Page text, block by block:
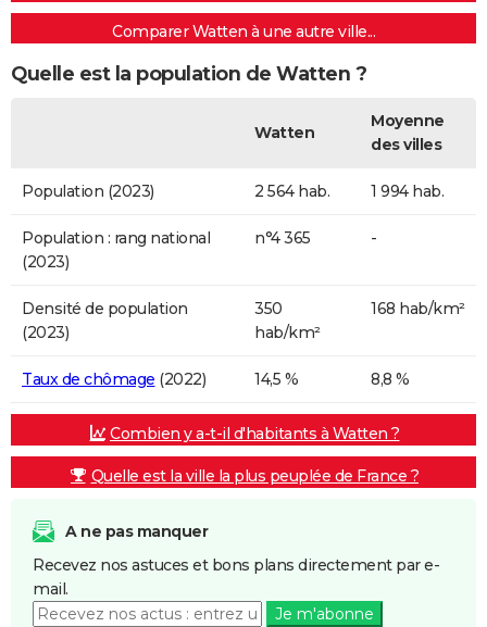
Comparer Watten à une autre ville...
Quelle est la population de Watten ?
Watten
Moyenne
des villes
Population (2023) 2 564 hab. 1 994 hab.
Population : rang national
(2023)
n°4 365 -
Densité de population
(2023)
350
hab/km²
168 hab/km²
Taux de chômage (2022) 14,5 % 8,8 %
Combien y a-t-il d'habitants à Watten ?
Quelle est la ville la plus peuplée de France ?
A ne pas manquer
Recevez nos astuces et bons plans directement par e-
mail.
Je m'abonne